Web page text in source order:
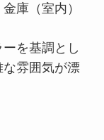
庫（室内）
を基調とし
雰囲気が漂